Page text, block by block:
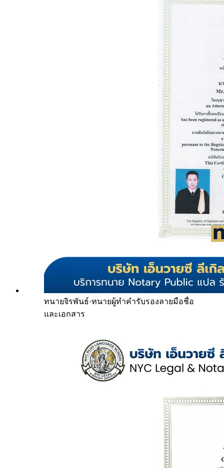
ทนายจิรพันธ์·ทนายผู้ทำคำรับรองลายมือชื่อ
และเอกสาร